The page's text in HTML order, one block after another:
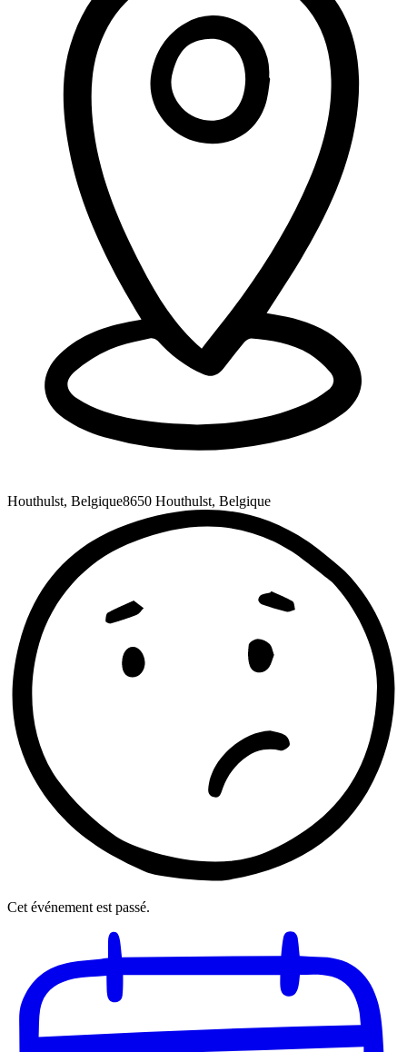
Houthulst, Belgique8650 Houthulst, Belgique
Cet événement est passé.